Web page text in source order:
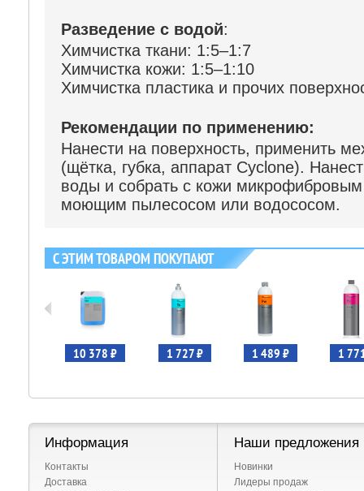
Разведение с водой:
Химчистка ткани: 1:5–1:7
Химчистка кожи: 1:5–1:10
Химчистка пластика и прочих
Рекомендации по применению:
Нанести на поверхность, применить
(щётка, губка, аппарат Cyclone).
воды и собрать с кожи
моющим пылесосом или водососом.
С ЭТИМ ТОВАРОМ ПОКУПАЮТ
10 378 ₽ 1 727 ₽ 1 489 ₽ 1
Информация
Контакты
Доставка
Наши предложения
Новинки
Лидеры продаж